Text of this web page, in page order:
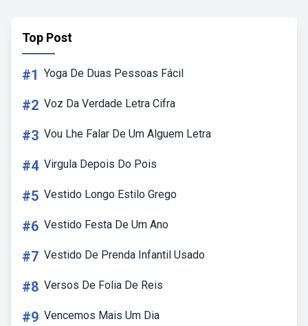
Top Post
#1 Yoga De Duas Pessoas Fácil
#2 Voz Da Verdade Letra Cifra
#3 Vou Lhe Falar De Um Alguem Letra
#4 Virgula Depois Do Pois
#5 Vestido Longo Estilo Grego
#6 Vestido Festa De Um Ano
#7 Vestido De Prenda Infantil Usado
#8 Versos De Folia De Reis
#9 Vencemos Mais Um Dia